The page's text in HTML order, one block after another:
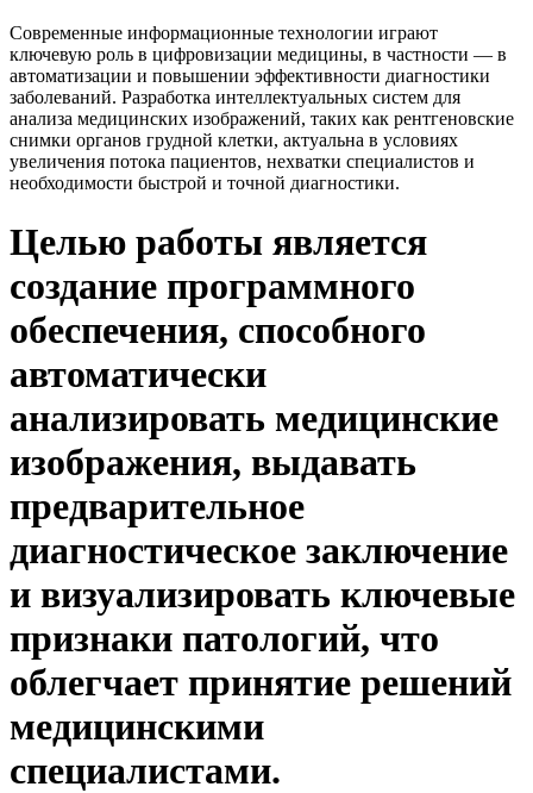
Современные информационные технологии играют
ключевую роль в цифровизации медицины, в частности — в
автоматизации и повышении эффективности диагностики
заболеваний. Разработка интеллектуальных систем для
анализа медицинских изображений, таких как рентгеновские
снимки органов грудной клетки, актуальна в условиях
увеличения потока пациентов, нехватки специалистов и
необходимости быстрой и точной диагностики.
Целью работы является
создание программного
обеспечения, способного
автоматически
анализировать медицинские
изображения, выдавать
предварительное
диагностическое заключение
и визуализировать ключевые
признаки патологий, что
облегчает принятие решений
медицинскими
специалистами.